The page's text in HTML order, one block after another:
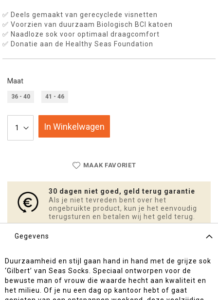
✅ Deels gemaakt van gerecyclede visnetten
✅ Voorzien van duurzaam Biologisch BCI katoen
✅ Naadloze sok voor optimaal draagcomfort
✅ Donatie aan de Healthy Seas Foundation
Maat
36 - 40 41 - 46
In Winkelwagen
MAAK FAVORIET
30 dagen niet goed, geld terug garantie
Als je niet tevreden bent over het
ongebruikte product, kun je het eenvoudig
terugsturen en betalen wij het geld terug.
Gegevens
Duurzaamheid en stijl gaan hand in hand met de grijze sok
‘Gilbert’ van Seas Socks. Speciaal ontworpen voor de
bewuste man of vrouw die waarde hecht aan kwaliteit en
het milieu. Of je nu een dag op kantoor hebt of gaat